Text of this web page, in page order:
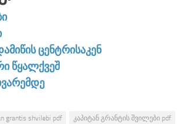
ცენტრისაკენ
წყალქვეშ
grantis shvilebi pdf კაპიტან გრანტის შვილები pdf